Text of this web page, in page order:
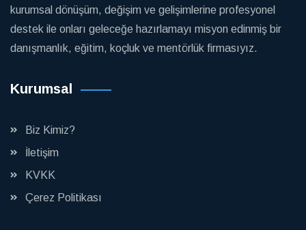
kurumsal dönüşüm, değişim ve gelişimlerine profesyonel
destek ile onları geleceğe hazırlamayı misyon edinmiş bir
danışmanlık, eğitim, koçluk ve mentörlük firmasıyız.
Kurumsal
Biz Kimiz?
İletişim
KVKK
Çerez Politikası